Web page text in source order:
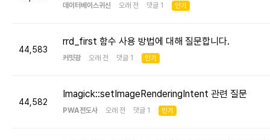
데이터베이스귀신 오래 전 댓글 1 인기
44,583
rrd_first 함수 사용 방법에 대해 질문합니다.
커밋광 오래 전 댓글 1 인기
44,582
Imagick::setImageRenderingIntent 관련 질문
PWA전도사 오래 전 댓글 1 인기